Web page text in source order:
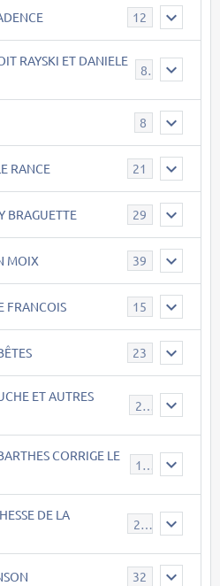
12
RAYSKI ET DANIELE
8
8
RANCE 21
BRAGUETTE 29
MOIX 39
FRANCOIS 15
23
ET AUTRES
22
CORRIGE LE
15
DE LA
23
32